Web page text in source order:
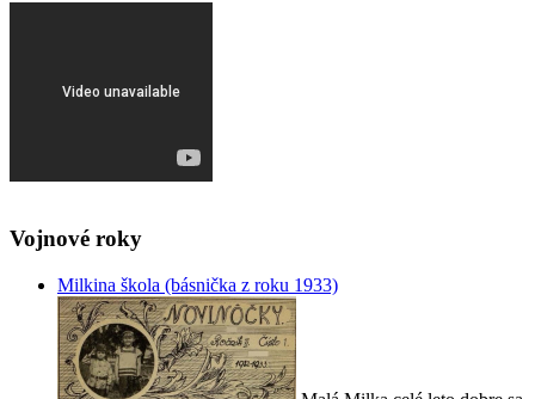
Vojnové roky
Milkina škola (básnička z roku 1933)